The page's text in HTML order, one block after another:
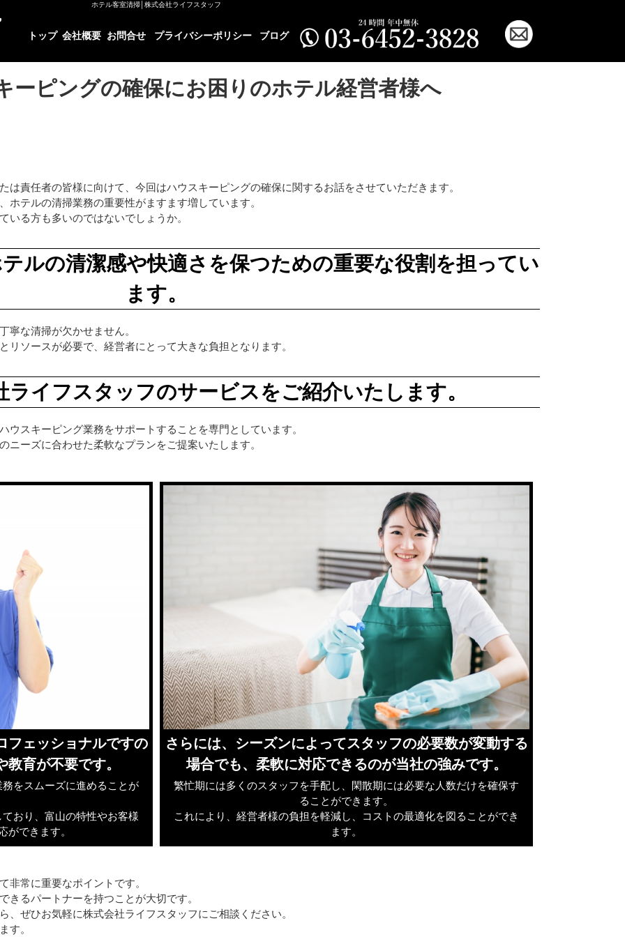
ホテル客室清掃│株式会社ライフスタッフ
トップ 会社概要 お問合せ プライバシーポリシー ブログ
ーピングの確保にお困りのホテル経営者様へ
は責任者の皆様に向けて、今回はハウスキーピングの確保に関するお話をさせていただきます。
テルの清掃業務の重要性がますます増しています。
いる方も多いのではないでしょうか。
ルの清潔感や快適さを保つための重要な役割を担ってい
ます。
寧な清掃が欠かせません。
リソースが必要で、経営者にとって大きな負担となります。
ライフスタッフのサービスをご紹介いたします。
ウスキーピング業務をサポートすることを専門としています。
ーズに合わせた柔軟なプランをご提案いたします。
フェッショナルですの
育が不要です。
をスムーズに進めることが
おり、富山の特性やお客様
ができます。
さらには、シーズンによってスタッフの必要数が変動する
場合でも、柔軟に対応できるのが当社の強みです。
繁忙期には多くのスタッフを手配し、閑散期には必要な人数だけを確保す
ることができます。
これにより、経営者様の負担を軽減し、コストの最適化を図ることができ
ます。
非常に重要なポイントです。
きるパートナーを持つことが大切です。
、ぜひお気軽に株式会社ライフスタッフにご相談ください。
す。